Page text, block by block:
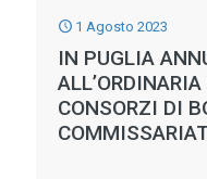
DI
E
1 Agosto 2023
IN PUGLIA
CONSORZI DI